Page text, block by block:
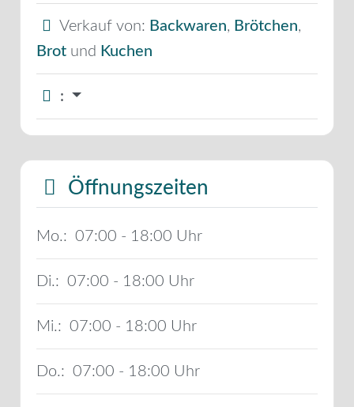
Verkauf von: Backwaren, Brötchen,
Brot und Kuchen
:
Öffnungszeiten
Mo.: 07:00 - 18:00
Di.: 07:00 - 18:00
Mi.: 07:00 - 18:00
Do.: 07:00 - 18:00